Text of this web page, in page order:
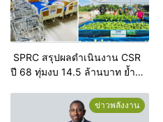
SPRC สรุปผลดำเนินงาน CSR
ปี 68 ทุ่มงบ 14.5 ล้านบาท ย้ำ
เติบโตอย่างยั่งยืนคู่ชุมชนข่าวพลังงาน